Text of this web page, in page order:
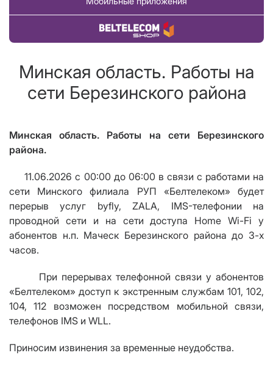
Купить товар
Минская область. Работы на
сети Березинского района
Минская область. Работы на сети Березинского
района.
11.06.2026 с 00:00 до 06:00 в связи с работами на
сети Минского филиала РУП «Белтелеком» будeт
перерыв услуг byfly,ZALA, IMS-телефонии на
проводной сети и на сети доступа Home Wi-Fi у
абонентов н.п. Маческ Березинского района до 3-х
часов.
При перерывах телефонной связи у абонентов
«Белтелеком» доступ к экстренным службам 101, 102,
104, 112 возможен посредством мобильной связи,
телефонов IMS и WLL.
Приносим извинения за временные неудобства.